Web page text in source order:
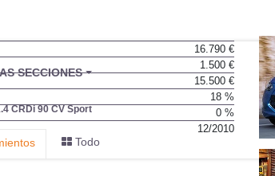
SECCIONES
CRDi 90 CV Sport
Todo
16.790 €
1.500 €
15.500 €
18 %
0 %
12/2010